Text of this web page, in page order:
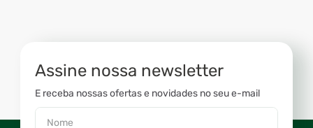
Assine nossa newsletter
E receba nossas ofertas e novidades no seu e-mail